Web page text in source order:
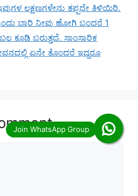
ಲಕ್ಷಣಗಳೇನು ತಪ್ಪದೇ ತಿಳಿಯಿರಿ.
ಬಾರಿ ನೀವು ಹೋಗಿ ಬಂದರೆ 1
ಕೂಡಿ ಬರುತ್ತದೆ. ಸಾಂಸಾರಿಕ
ಏನೇ ತೊಂದರೆ ಇದ್ದರೂ